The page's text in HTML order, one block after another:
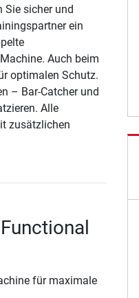
Sie sicher und
ein
Auch beim
optimalen Schutz.
– Bar-Catcher und
Alle
zusätzlichen
für maximale